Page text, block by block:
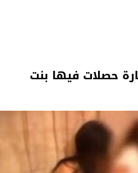
حصلات فيها بنت